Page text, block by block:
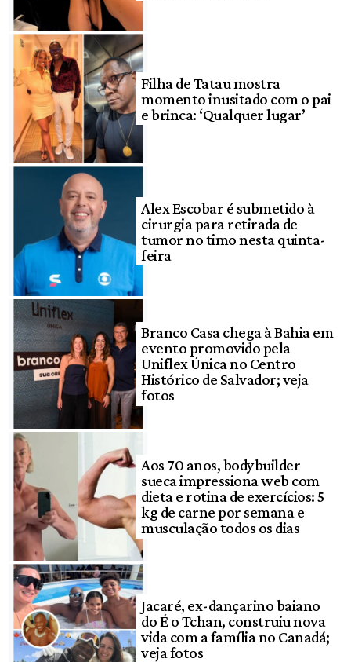
Filha de Tatau mostra
momento inusitado com o pai
e brinca: ‘Qualquer lugar’
Alex Escobar é submetido à
cirurgia para retirada de
tumor no timo nesta quinta-
feira
Branco Casa chega à Bahia em
evento promovido pela
Uniflex Única no Centro
Histórico de Salvador; veja
fotos
Aos 70 anos, bodybuilder
sueca impressiona web com
dieta e rotina de exercícios: 5
kg de carne por semana e
musculação todos os dias
Jacaré, ex-dançarino baiano
do É o Tchan, construiu nova
vida com a família no Canadá;
veja fotos